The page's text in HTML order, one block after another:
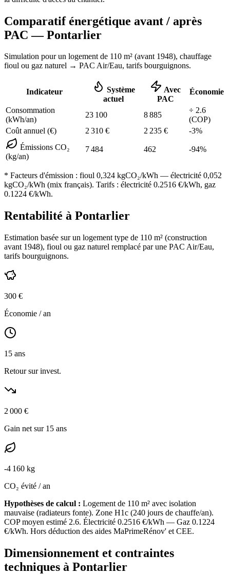
Comparatif énergétique avant / après
PAC —Pontarlier
Simulation pour un logement de 110 m² (avant 1948), chauffage
fioul ou gaz naturel → PAC Air/Eau, tarifs bourguignons.
Indicateur
Système
actuel
Avec
PAC
Économie
Consommation
(kWh/an)
23 100 8 885
÷ 2.6
(COP)
Coût annuel (€)
2 310 € 2 235 € -3%
Émissions CO₂
(kg/an)
7 484 462 -94%
* Facteurs d'émission : fioul 0,324 kgCO₂/kWh — électricité 0,052
kgCO₂/kWh (mix français). Tarifs : électricité 0.2516 €/kWh, gaz
0.1224 €/kWh.
Rentabilité à Pontarlier
Estimation basée sur un logement type de 110 m² (construction
avant 1948), fioul ou gaz naturel remplacé par une PAC Air/Eau,
tarifs bourguignons.
300 €
Économie / an
15 ans
Retour sur invest.
2 000 €
Gain net sur 15 ans
-4 160 kg
CO₂ évité / an
Hypothèses de calcul : Logement de 110 m² avec isolation
mauvaise (radiateurs fonte). Zone H1c (240 jours de chauffe/an).
COP moyen estimé 2.6. Électricité 0.2516 €/kWh — Gaz 0.1224
€/kWh. Hors déduction des aides MaPrimeRénov' et CEE.
Dimensionnement et contraintes
techniques à Pontarlier